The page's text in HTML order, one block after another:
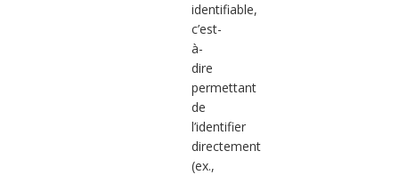
identifiable,
c’est-
à-
dire
permettant
de
l’identifier
directement
(ex.,